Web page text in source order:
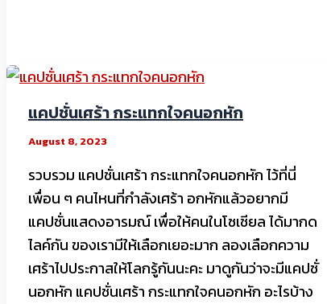
แคปชั่นเศร้า กระแทกใจคนอกหัก
August 8, 2023
รวบรวม แคปชั่นเศร้า กระแทกใจคนอกหัก ไว้ที่นี่
เพื่อน ๆ คนไหนที่กำลังเศร้า อกหักแล้วอยากมี
แคปชั่นแสดงอารมณ์ เพื่อให้คนในโซเชียล ได้มากด
ไลค์กัน ของเรามีให้เลือกเยอะมาก ลองเลือกความ
เศร้าไปประกาสให้โลกรู้กันนะคะ มาดูกันว่าจะมีแคปชั่
นอกหัก แคปชั่นเศร้า กระแทกใจคนอกหัก อะไรบ้าง